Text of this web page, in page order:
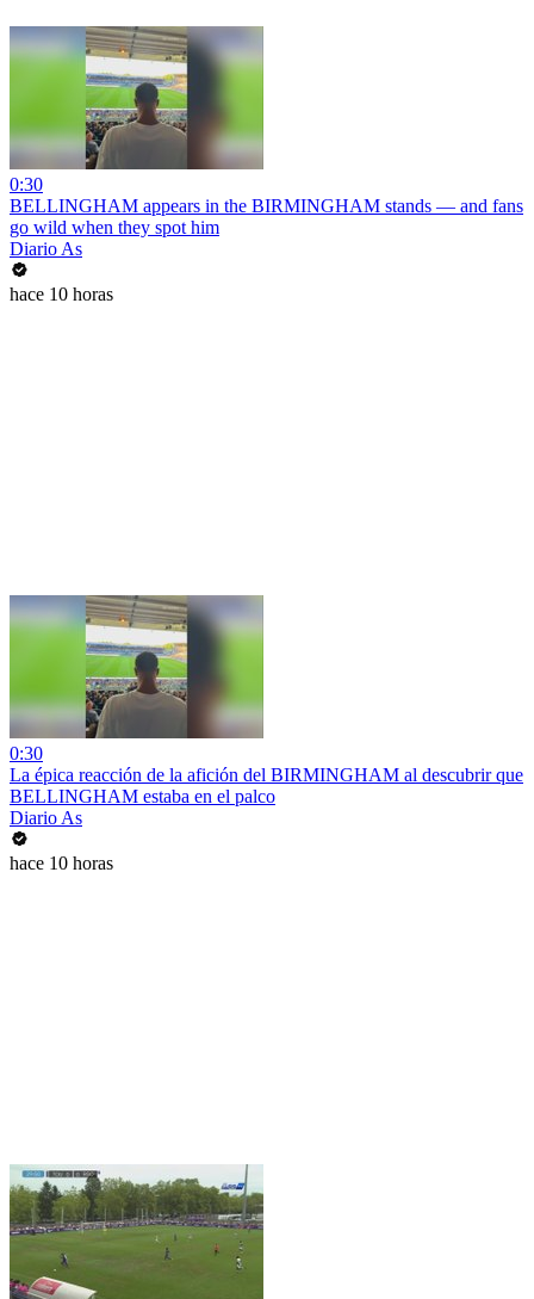
0:30
BELLINGHAM appears in the BIRMINGHAM stands — and fans
go wild when they spot him
Diario As
hace 10 horas
0:30
La épica reacción de la afición del BIRMINGHAM al descubrir que
BELLINGHAM estaba en el palco
Diario As
hace 10 horas